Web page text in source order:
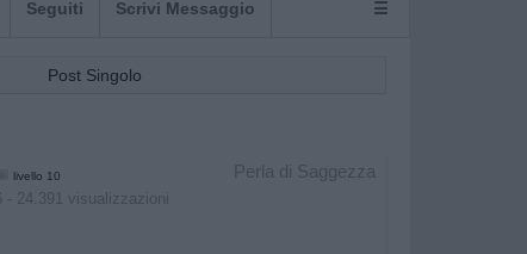
Seguiti Scrivi Messaggio ☰
Post Singolo
Perla di Saggezza
livello 10
- 24.391 visualizzazioni